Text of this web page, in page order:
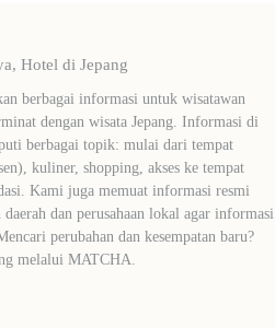
Hotel di Jepang
berbagai informasi untuk wisatawan
dengan wisata Jepang. Informasi di
berbagai topik: mulai dari tempat
kuliner, shopping, akses ke tempat
Kami juga memuat informasi resmi
dan perusahaan lokal agar informasi
perubahan dan kesempatan baru?
melalui MATCHA.